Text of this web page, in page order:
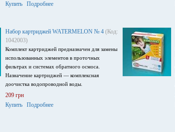
Купить
Подробнее
Набор картриджей WATERMELON № 4 (Код:
1042003)
Комплект картриджей предназначен для замены
использованных элементов в проточных
фильтрах и системах обратного осмоса.
Назначение картриджей — комплексная
доочистка водопроводной воды.
209 грн
Купить
Подробнее